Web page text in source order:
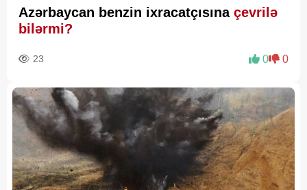
Azərbaycan benzin ixracatçısınaçevrilə
bilərmi?
23 0 0